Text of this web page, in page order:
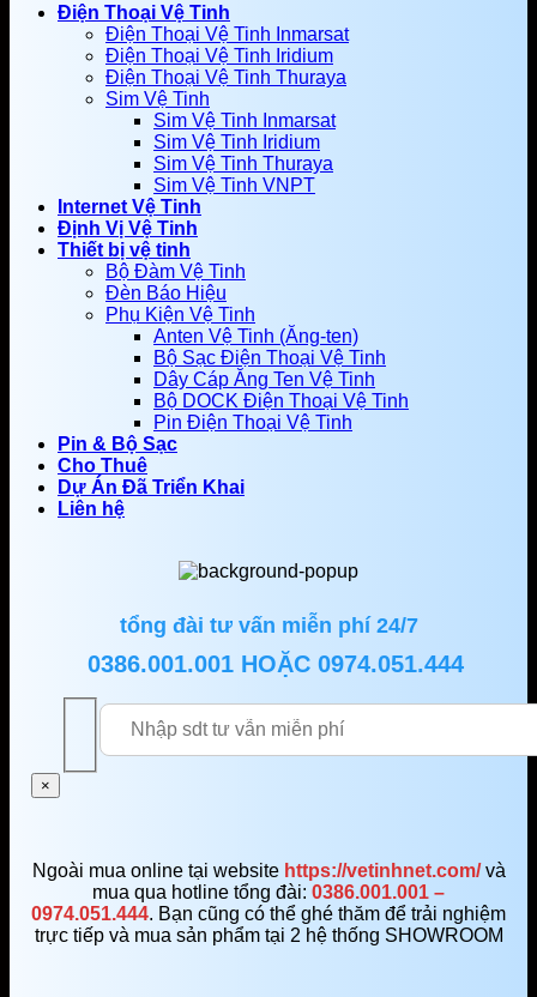
Điện Thoại Vệ Tinh
Điện Thoại Vệ Tinh Inmarsat
Điện Thoại Vệ Tinh Iridium
Điện Thoại Vệ Tinh Thuraya
Sim Vệ Tinh
Sim Vệ Tinh Inmarsat
Sim Vệ Tinh Iridium
Sim Vệ Tinh Thuraya
Sim Vệ Tinh VNPT
Internet Vệ Tinh
Định Vị Vệ Tinh
Thiết bị vệ tinh
Bộ Đàm Vệ Tinh
Đèn Báo Hiệu
Phụ Kiện Vệ Tinh
Anten Vệ Tinh (Ăng-ten)
Bộ Sạc Điện Thoại Vệ Tinh
Dây Cáp Ăng Ten Vệ Tinh
Bộ DOCK Điện Thoại Vệ Tinh
Pin Điện Thoại Vệ Tinh
Pin & Bộ Sạc
Cho Thuê
Dự Án Đã Triển Khai
Liên hệ
tổng đài tư vấn miễn phí 24/7
0386.001.001HOẶC 0974.051.444
×
Ngoài mua online tại website https://vetinhnet.com/và
mua qua hotline tổng đài: 0386.001.001 –
0974.051.444. Bạn cũng có thể ghé thăm để trải nghiệm
trực tiếp và mua sản phẩm tại 2 hệ thống SHOWROOM